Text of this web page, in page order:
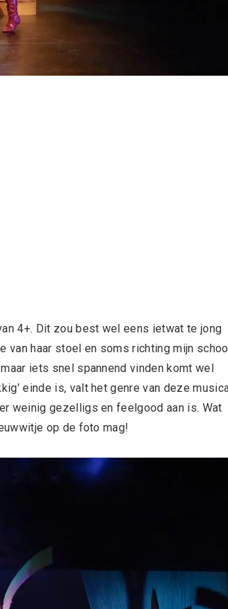
4+. Dit zou best wel eens ietwat te jong
van haar stoel en soms richting mijn
iets snel spannend vinden komt wel
einde is, valt het genre van deze
weinig gezelligs en feelgood aan is. Wat
op de foto mag!